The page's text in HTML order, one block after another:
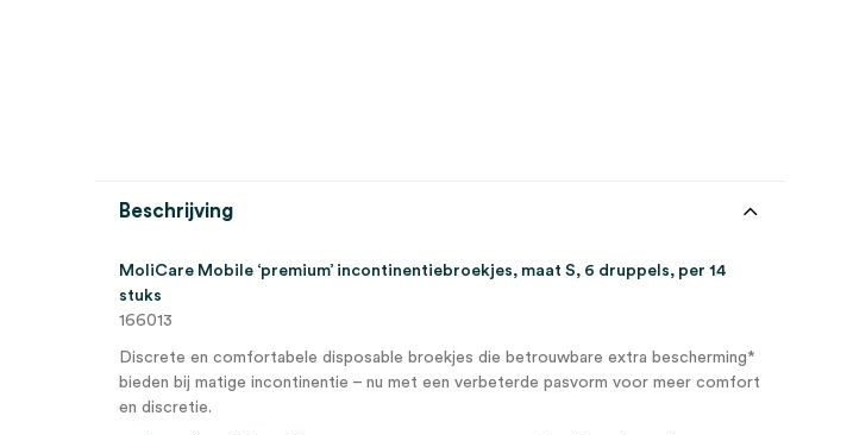
Beschrijving
MoliCare Mobile ‘premium’ incontinentiebroekjes, maat S, 6 druppels, per 14
stuks
166013
Discrete en comfortabele disposable broekjes die betrouwbare extra bescherming*
bieden bij matige incontinentie – nu met een verbeterde pasvorm voor meer comfort
en discretie.